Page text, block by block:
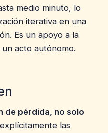
medio minuto, lo
iterativa en una
Es un apoyo a la
acto autónomo.
de pérdida, no solo
las